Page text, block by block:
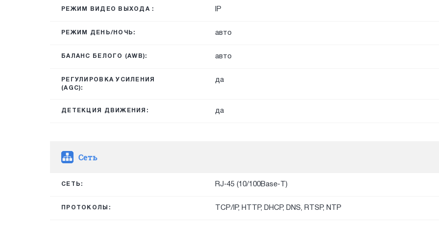
РЕЖИМ ВИДЕО ВЫХОДА : IP
РЕЖИМ ДЕНЬ/НОЧЬ: авто
БАЛАНС БЕЛОГО (AWB): авто
РЕГУЛИРОВКА УСИЛЕНИЯ
(AGC):
да
ДЕТЕКЦИЯ ДВИЖЕНИЯ: да
Сеть
СЕТЬ: RJ-45 (10/100Base-T)
ПРОТОКОЛЫ: TCP/IP, HTTP, DHCP, DNS, RTSP, NTP